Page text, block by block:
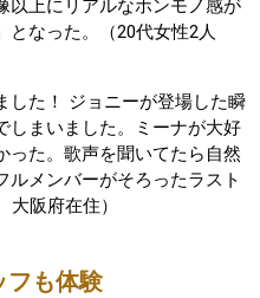
以上にリアルなホンモノ感が
となった。（20代女性2人
した！ ジョニーが登場した瞬
しまいました。ミーナが大好
った。歌声を聞いてたら自然
ルメンバーがそろったラスト
阪府在住）
フも体験